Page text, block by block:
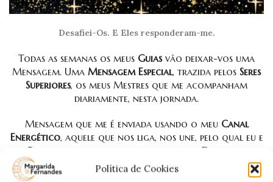
Política de Cookies
Desafiei-Os. E Eles responderam-me.
Todas as semanas os meus Guiasvão deixar-vos uma
Mensagem. Uma Mensagem Especial, trazida pelos Seres
Superiores, os meus Mestres que me acompanham
diariamente, nesta jornada.
Mensagem que me é enviada usando o meu Canal
Energético, aquele que nos liga, nos une, pelo qual eu e
Eles falamos, para que esta mensagem Deles, seja
interpretada por mim através da mediunidade.